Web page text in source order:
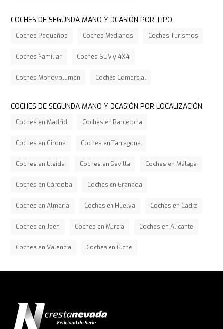
COCHES DE SEGUNDA MANO Y OCASIÓN POR TIPO
Coches Pequeños Coches Medianos Coches Turismos
Coches Familiar Coches SUV y 4X4
Coches Monovolumen Coches Comercial
COCHES DE SEGUNDA MANO Y OCASIÓN POR LOCALIZACIÓN
Coches en Madrid Coches en Barcelona
Coches en Girona Coches en Tarragona
Coches en Lleida Coches en Sevilla Coches en Málaga
Coches en Córdoba Coches en Granada
Coches en Almería Coches en Huelva Coches en Cádiz
Coches en Jaén Coches en Murcia Coches en Alicante
Coches en Valencia Coches en Elche